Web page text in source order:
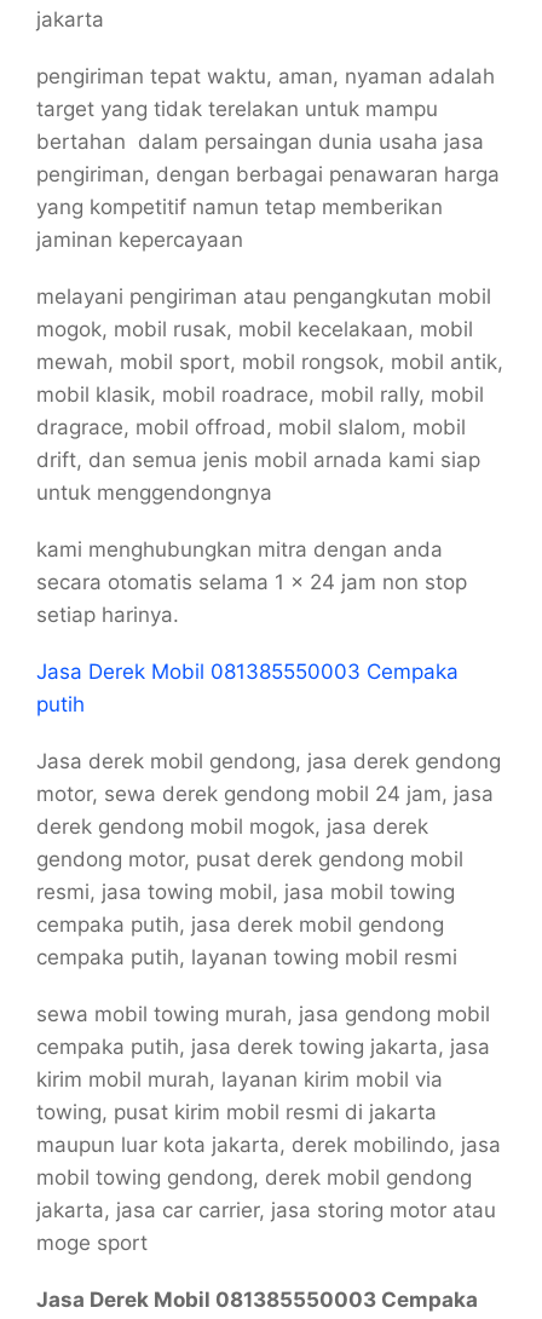
jakarta
pengiriman tepat waktu, aman, nyaman adalah
target yang tidak terelakan untuk mampu
bertahan dalam persaingan dunia usaha jasa
pengiriman, dengan berbagai penawaran harga
yang kompetitif namun tetap memberikan
jaminan kepercayaan
melayani pengiriman atau pengangkutan mobil
mogok, mobil rusak, mobil kecelakaan, mobil
mewah, mobil sport, mobil rongsok, mobil antik,
mobil klasik, mobil roadrace, mobil rally, mobil
dragrace, mobil offroad, mobil slalom, mobil
drift, dan semua jenis mobil arnada kami siap
untuk menggendongnya
kami menghubungkan mitra dengan anda
secara otomatis selama 1 x 24 jam non stop
setiap harinya.
Jasa Derek Mobil 081385550003 Cempaka
putih
Jasa derek mobil gendong, jasa derek gendong
motor, sewa derek gendong mobil 24 jam, jasa
derek gendong mobil mogok, jasa derek
gendong motor, pusat derek gendong mobil
resmi, jasa towing mobil, jasa mobil towing
cempaka putih, jasa derek mobil gendong
cempaka putih, layanan towing mobil resmi
sewa mobil towing murah, jasa gendong mobil
cempaka putih, jasa derek towing jakarta, jasa
kirim mobil murah, layanan kirim mobil via
towing, pusat kirim mobil resmi di jakarta
maupun luar kota jakarta, derek mobilindo, jasa
mobil towing gendong, derek mobil gendong
jakarta, jasa car carrier, jasa storing motor atau
moge sport
Jasa Derek Mobil 081385550003 Cempaka